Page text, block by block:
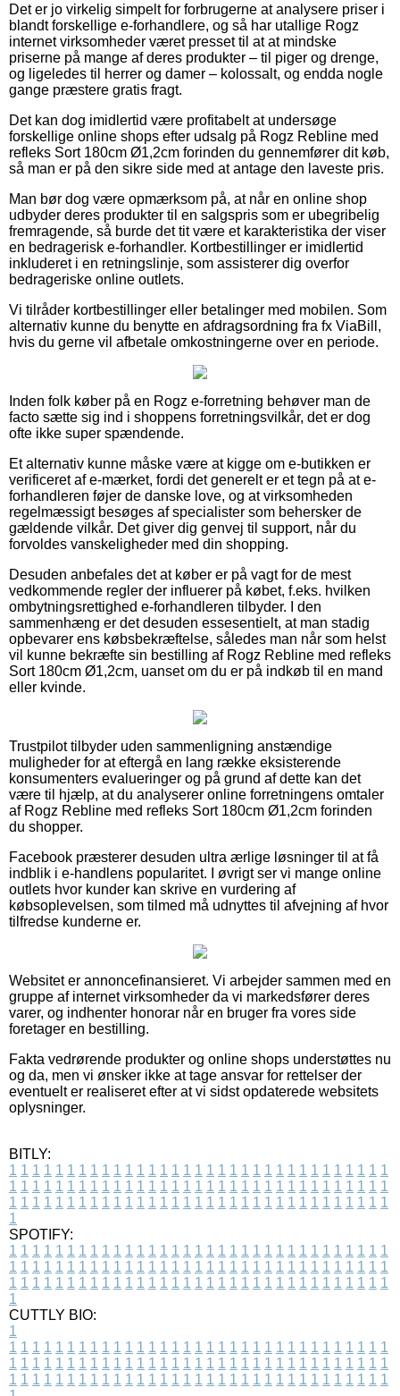
Det er jo virkelig simpelt for forbrugerne at analysere priser i
blandt forskellige e-forhandlere, og så har utallige Rogz
internet virksomheder været presset til at at mindske
priserne på mange af deres produkter – til piger og drenge,
og ligeledes til herrer og damer – kolossalt, og endda nogle
gange præstere gratis fragt.
Det kan dog imidlertid være profitabelt at undersøge
forskellige online shops efter udsalg på Rogz Rebline med
refleks Sort 180cm Ø1,2cm forinden du gennemfører dit køb,
så man er på den sikre side med at antage den laveste pris.
Man bør dog være opmærksom på, at når en online shop
udbyder deres produkter til en salgspris som er ubegribelig
fremragende, så burde det tit være et karakteristika der viser
en bedragerisk e-forhandler. Kortbestillinger er imidlertid
inkluderet i en retningslinje, som assisterer dig overfor
bedrageriske online outlets.
Vi tilråder kortbestillinger eller betalinger med mobilen. Som
alternativ kunne du benytte en afdragsordning fra fx ViaBill,
hvis du gerne vil afbetale omkostningerne over en periode.
Inden folk køber på en Rogz e-forretning behøver man de
facto sætte sig ind i shoppens forretningsvilkår, det er dog
ofte ikke super spændende.
Et alternativ kunne måske være at kigge om e-butikken er
verificeret af e-mærket, fordi det generelt er et tegn på at e-
forhandleren føjer de danske love, og at virksomheden
regelmæssigt besøges af specialister som behersker de
gældende vilkår. Det giver dig genvej til support, når du
forvoldes vanskeligheder med din shopping.
Desuden anbefales det at køber er på vagt for de mest
vedkommende regler der influerer på købet, f.eks. hvilken
ombytningsrettighed e-forhandleren tilbyder. I den
sammenhæng er det desuden essesentielt, at man stadig
opbevarer ens købsbekræftelse, således man når som helst
vil kunne bekræfte sin bestilling af Rogz Rebline med refleks
Sort 180cm Ø1,2cm, uanset om du er på indkøb til en mand
eller kvinde.
Trustpilot tilbyder uden sammenligning anstændige
muligheder for at eftergå en lang række eksisterende
konsumenters evalueringer og på grund af dette kan det
være til hjælp, at du analyserer online forretningens omtaler
af Rogz Rebline med refleks Sort 180cm Ø1,2cm forinden
du shopper.
Facebook præsterer desuden ultra ærlige løsninger til at få
indblik i e-handlens popularitet. I øvrigt ser vi mange online
outlets hvor kunder kan skrive en vurdering af
købsoplevelsen, som tilmed må udnyttes til afvejning af hvor
tilfredse kunderne er.
Websitet er annoncefinansieret. Vi arbejder sammen med en
gruppe af internet virksomheder da vi markedsfører deres
varer, og indhenter honorar når en bruger fra vores side
foretager en bestilling.
Fakta vedrørende produkter og online shops understøttes nu
og da, men vi ønsker ikke at tage ansvar for rettelser der
eventuelt er realiseret efter at vi sidst opdaterede websitets
oplysninger.
BITLY:
1 1 1 1 1 1 1 1 1 1 1 1 1 1 1 1 1 1 1 1 1 1 1 1 1 1 1 1 1 1 1 1 1
1 1 1 1 1 1 1 1 1 1 1 1 1 1 1 1 1 1 1 1 1 1 1 1 1 1 1 1 1 1 1 1 1
1 1 1 1 1 1 1 1 1 1 1 1 1 1 1 1 1 1 1 1 1 1 1 1 1 1 1 1 1 1 1 1 1
1
SPOTIFY:
1 1 1 1 1 1 1 1 1 1 1 1 1 1 1 1 1 1 1 1 1 1 1 1 1 1 1 1 1 1 1 1 1
1 1 1 1 1 1 1 1 1 1 1 1 1 1 1 1 1 1 1 1 1 1 1 1 1 1 1 1 1 1 1 1 1
1 1 1 1 1 1 1 1 1 1 1 1 1 1 1 1 1 1 1 1 1 1 1 1 1 1 1 1 1 1 1 1 1
1
CUTTLY BIO:
1
1 1 1 1 1 1 1 1 1 1 1 1 1 1 1 1 1 1 1 1 1 1 1 1 1 1 1 1 1 1 1 1 1
1 1 1 1 1 1 1 1 1 1 1 1 1 1 1 1 1 1 1 1 1 1 1 1 1 1 1 1 1 1 1 1 1
1 1 1 1 1 1 1 1 1 1 1 1 1 1 1 1 1 1 1 1 1 1 1 1 1 1 1 1 1 1 1 1 1